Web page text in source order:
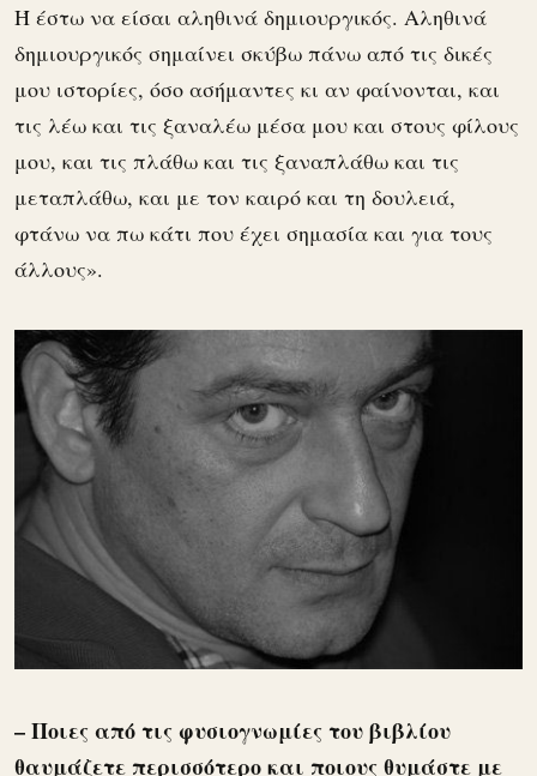
Ή έστω να είσαι αληθινά δημιουργικός. Αληθινά
δημιουργικός σημαίνει σκύβω πάνω από τις δικές
μου ιστορίες, όσο ασήμαντες κι αν φαίνονται, και
τις λέω και τις ξαναλέω μέσα μου και στους φίλους
μου, και τις πλάθω και τις ξαναπλάθω και τις
μεταπλάθω, και με τον καιρό και τη δουλειά,
φτάνω να πω κάτι που έχει σημασία και για τους
άλλους».
– Ποιες από τις φυσιογνωμίες του βιβλίου
θαυμάζετε περισσότερο και ποιους θυμάστε με